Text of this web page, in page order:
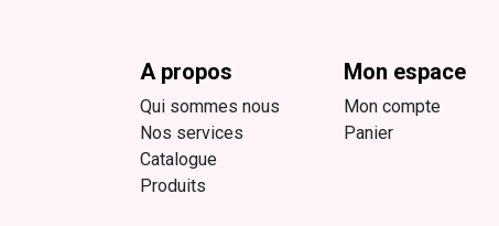
A propos
Qui sommes nous
Nos services
Catalogue
Produits
Mon espace
Mon compte
Panier